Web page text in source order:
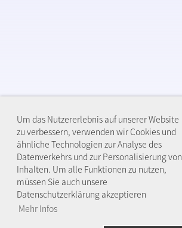
Um das Nutzererlebnis auf unserer Website
zu verbessern, verwenden wir Cookies und
ähnliche Technologien zur Analyse des
Datenverkehrs und zur Personalisierung von
Inhalten. Um alle Funktionen zu nutzen,
müssen Sie auch unsere
Datenschutzerklärung akzeptieren
Mehr Infos